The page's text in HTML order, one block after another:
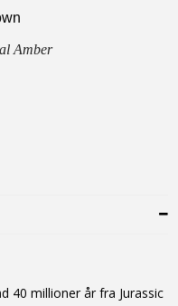
Amber
40 millioner år fra Jurassic